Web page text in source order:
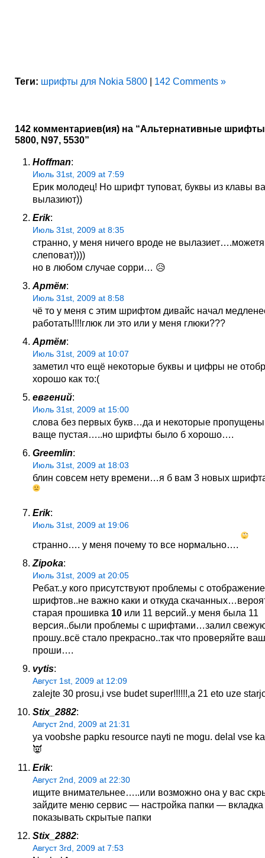
Теги: шрифты для Nokia 5800 142 Comments »
142 комментариев(ия) на “Альтернативные
5800, N97, 5530”
Hoffman:
Июль 31st, 2009 at 7:59
Ерик молодец! Но шрифт туповат, буквы из клавы
вылазиют))
Erik:
Июль 31st, 2009 at 8:35
странно, у меня ничего вроде не вылазиет….можетя
слеповат))))
но в любом случае сорри… 😥
Артём:
Июль 31st, 2009 at 8:58
чё то у меня с этим шрифтом дивайс начал
работать!!!!глюк ли это или у меня глюки???
Артём:
Июль 31st, 2009 at 10:07
заметил что ещё некоторые буквы и цифры не
хорошо как то:(
евгений:
Июль 31st, 2009 at 15:00
слова без первых букв…да и некоторые
ваще пустая…..но шрифты было б хорошо….
Greemlin:
Июль 31st, 2009 at 18:03
блин совсем нету времени…я б вам 3 новых
Erik:
Июль 31st, 2009 at 19:06
странно…. у меня почему то все нормально….
Zipoka:
Июль 31st, 2009 at 20:05
Ребат..у кого присутствуют проблемы с
шрифтов..не важно каки и откуда
старая прошивка 10 или 11 версий..у меня была 11
версия..были проблемы с шрифтами…залил
прошу..всё стало прекрасно..так что проверяйте
проши….
vytis:
Август 1st, 2009 at 12:09
zalejte 30 prosu,i vse budet super!!!!!!,a 21 eto uze
Stix_2882:
Август 2nd, 2009 at 21:31
ya voobshe papku resource nayti ne mogu. delal vse
👿
Erik:
Август 2nd, 2009 at 22:30
ищите внимательнее…..или возможно она у вас
зайдите меню сервис — настройка папки —
показывать скрытые папки
Stix_2882:
Август 3rd, 2009 at 7:53